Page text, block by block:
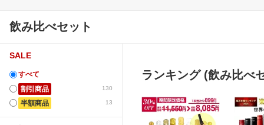
飲み比べセット
SALE
すべて
130
割引商品
13
半額商品
ランキング (飲み比べ